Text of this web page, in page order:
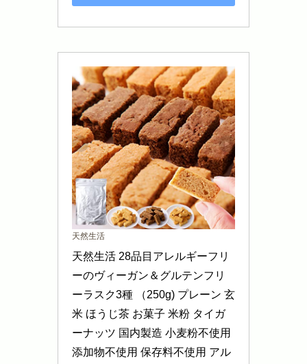
天然生活
天然生活 28品目アレルギーフリ
ーのヴィーガン＆グルテンフリ
ーラスク3種 （250g) プレーン 玄
米 ほうじ茶 お菓子 米粉 タイガ
ーナッツ 国内製造 小麦粉不使用
添加物不使用 保存料不使用 アル